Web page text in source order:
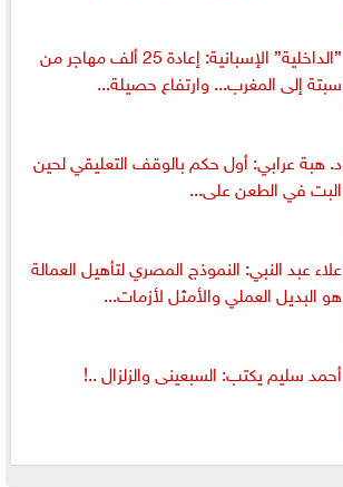
”الداخلية” الإسبانية: إعادة 25 ألف مهاجر من
سبتة إلى المغرب... وارتفاع حصيلة...
د. هبة عرابي: أول حكم بالوقف التعليقي لحين
البت في الطعن على...
علاء عبد النبي: النموذج المصري لتأهيل العمالة
هو البديل العملي والأمثل لأزمات...
أحمد سليم يكتب: السبعينى والزلزال ..!